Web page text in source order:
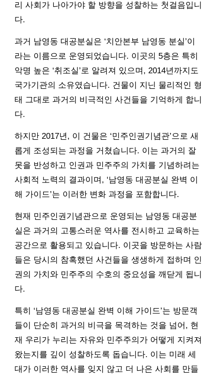
리 사회가 나아가야 할 방향을 성찰하는 첫걸음입니
다.
과거 남영동 대공분실은 ‘치안본부 남영동 분실’이
라는 이름으로 운영되었습니다. 이곳의 5층은 특히
악명 높은 ‘취조실’로 알려져 있으며, 2014년까지도
국가기관의 소유였습니다. 건물이 지닌 물리적인 형
태 그대로 과거의 비극적인 사건들을 기억하게 합니
다.
하지만 2017년, 이 건물은 ‘민주인권기념관’으로 새
롭게 조성되는 과정을 거쳤습니다. 이는 과거의 잘
못을 반성하고 인권과 민주주의 가치를 기념하려는
사회적 노력의 결과이며, ‘남영동 대공분실 완벽 이
해 가이드’는 이러한 변화 과정을 포함합니다.
현재 민주인권기념관으로 운영되는 남영동 대공분
실은 과거의 고통스러운 역사를 전시하고 교육하는
공간으로 활용되고 있습니다. 이곳을 방문하는 사람
들은 당시의 참혹했던 사건들을 생생하게 접하며 인
권의 가치와 민주주의 수호의 중요성을 깨닫게 됩니
다.
특히 ‘남영동 대공분실 완벽 이해 가이드’는 방문객
들이 단순히 과거의 비극을 목격하는 것을 넘어, 현
재 우리가 누리는 자유와 민주주의가 어떻게 지켜져
왔는지를 깊이 성찰하도록 돕습니다. 이는 미래 세
대가 이러한 역사를 잊지 않고 더 나은 사회를 만들